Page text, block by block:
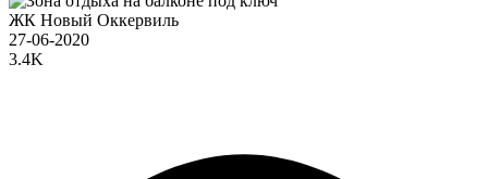
ЖК Новый Оккервиль
27-06-2020
3.4K